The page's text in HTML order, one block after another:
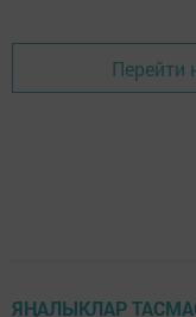
Перейти
ЯҢАЛЫКЛАР